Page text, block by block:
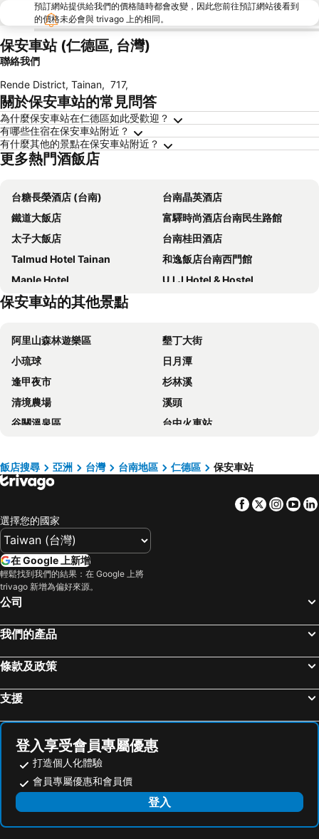
預訂網站提供給我們的價格隨時都會改變，因此您前往預訂網站後看到
的價格未必會與 trivago 上的相同。
保安車站 (仁德區, 台灣)
聯絡我們
Rende District, Tainan, 717,
關於保安車站的常見問答
為什麼保安車站在仁德區如此受歡迎？
有哪些住宿在保安車站附近？
有什麼其他的景點在保安車站附近？
更多熱門酒飯店
台糖長榮酒店 (台南)
台南晶英酒店
鐵道大飯店
富驛時尚酒店台南民生路館
太子大飯店
台南桂田酒店
Talmud Hotel Tainan
和逸飯店台南西門館
Maple Hotel
U.I.J Hotel & Hostel
Just Sleep Tainan Ten-drum
台南富信大飯店
Hotel Leisure Tainanxinglu-xiangnongchaolu
Hotel Brown - Zhongzheng
台南大飯店
Taipung Suites
Lakeshore Hotel Tainan
Shangri-La Far Eastern Tainan
台南老爺行旅
Grand Banyan Hotel
台南新朝代飯店
月見溪行館
Jiuning Business Hotel
CHECK inn Select Tainan YongKang
Hotel Château Anping
Changyu Hotel
致穩人文商旅
Hotel Brown - Chihkan Branch
樺谷大飯店
Anping Business Hotel
28 the loft 閣樓
Baker Street 英倫風旅店
Hotel Rich
Holiday Inn Zhuji (Wynn Plaza)
Royal Guest Hotel
Lavande Hotel (xingcheng Government Seaside Tourist Scenic Area Branch)
Yue · Boting Hotel (yichang East Station Branch)
保安車站的其他景點
阿里山森林遊樂區
墾丁大街
小琉球
日月潭
逢甲夜市
杉林溪
清境農場
溪頭
谷關溫泉區
台中火車站
台中一中商圈
四重溪溫泉
高雄巨蛋捷運站
武陵農場
台南花園夜市
高雄火車站
嘉義車站
台東車站
高雄夢時代購物中心
高雄六合夜市
合歡山
高雄小港國際機場
台中烏日高鐵站
嘉義高鐵站
85大樓
台南安平古堡
飛牛牧場
台南高鐵站
高雄義大世界
飯店搜尋 亞洲 台灣 台南地區 仁德區 保安車站
Facebook
Twitter
選擇您的國家
在 Google 上新增
輕鬆找到我們的結果：在 Google 上將
trivago 新增為偏好來源。
公司
我們的產品
條款及政策
支援
登入享受會員專屬優惠
打造個人化體驗
會員專屬優惠和會員價
登入